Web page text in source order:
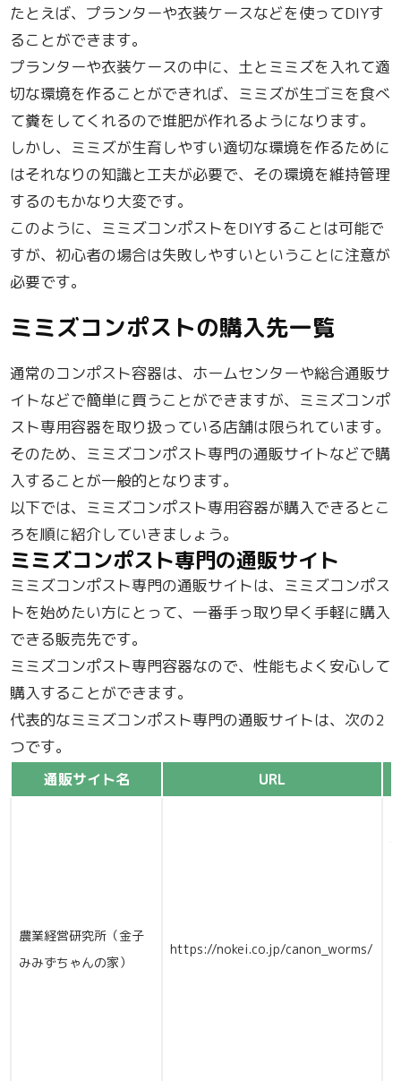
たとえば、プランターや衣装ケースなどを使ってDIYす
ることができます。
プランターや衣装ケースの中に、土とミミズを入れて適
切な環境を作ることができれば、ミミズが生ゴミを食べ
て糞をしてくれるので堆肥が作れるようになります。
しかし、ミミズが生育しやすい適切な環境を作るために
はそれなりの知識と工夫が必要で、その環境を維持管理
するのもかなり大変です。
このように、ミミズコンポストをDIYすることは可能で
すが、初心者の場合は失敗しやすいということに注意が
必要です。
ミミズコンポストの購入先一覧
通常のコンポスト容器は、ホームセンターや総合通販サ
イトなどで簡単に買うことができますが、ミミズコンポ
スト専用容器を取り扱っている店舗は限られています。
そのため、ミミズコンポスト専門の通販サイトなどで購
入することが一般的となります。
以下では、ミミズコンポスト専用容器が購入できるとこ
ろを順に紹介していきましょう。
ミミズコンポスト専門の通販サイト
ミミズコンポスト専門の通販サイトは、ミミズコンポス
トを始めたい方にとって、一番手っ取り早く手軽に購入
できる販売先です。
ミミズコンポスト専門容器なので、性能もよく安心して
購入することができます。
代表的なミミズコンポスト専門の通販サイトは、次の2
つです。
通販サイト名 URL
農業経営研究所（金子
みみずちゃんの家）
https://nokei.co.jp/canon_worms/